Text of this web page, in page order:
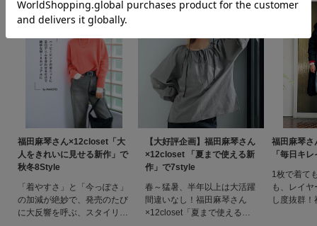
福田麻琴さん×12closet「大
人をきれいに見せる新作」で
秋冬8Style
「着やすさ」と「今っぽさ」
の加減が絶妙で、発売のたび
に大反響を呼ぶ、スタイリス
【大好評企画】福田麻琴さん
×12closet 「夏まで使える新
作」で7style
春～猛暑、半年以上は大活躍
間違いなし！福田麻琴さん
×12closet「夏まで使える新
福田麻琴
「毎日キ
1枚で着て
も、レイ
し度抜群